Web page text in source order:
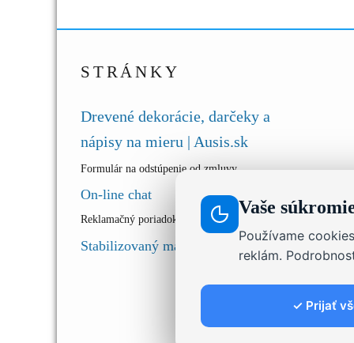
STRÁNKY
Drevené dekorácie, darčeky a
nápisy na mieru | Ausis.sk
Formulár na odstúpenie od zmluvy
On-line chat
Reklamačný poriadok
Stabilizovaný mach.
Vaše
Používame
reklám.
✓ Prijať